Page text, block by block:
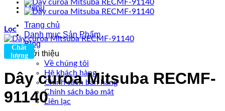
Menu
Trang chủ
Danh mục Sản Phẩm
Blog
Giới thiệu
Về chúng tôi
Hệ khách hàng
Chính sách bán hàng
Chính sách bảo mật
Liên lạc
Lọc
Chất
lượng
Dây curoa Mitsuba RECMF-
91140